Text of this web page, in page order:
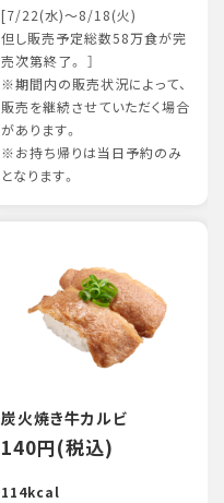
[7/22(水)～8/18(火)
但し販売予定総数58万食が完
売次第終了。 ］
※期間内の販売状況によって、
販売を継続させていただく場合
があります。
※お持ち帰りは当日予約のみ
となります。
炭火焼き牛カルビ
140円(税込)
114kcal